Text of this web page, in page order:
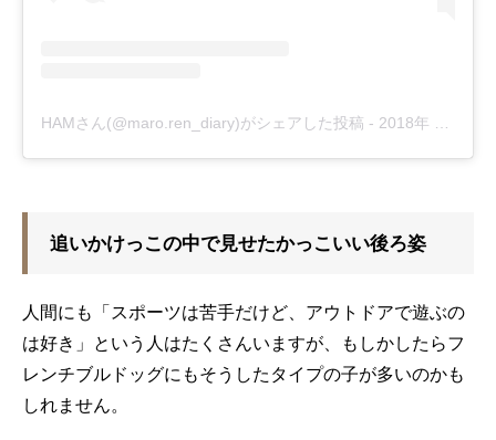
HAMさん(@maro.ren_diary)がシェアした投稿 - 2018年 2月月7日午後11時03分PST
追いかけっこの中で見せたかっこいい後ろ姿
人間にも「スポーツは苦手だけど、アウトドアで遊ぶの
は好き」という人はたくさんいますが、もしかしたらフ
レンチブルドッグにもそうしたタイプの子が多いのかも
しれません。